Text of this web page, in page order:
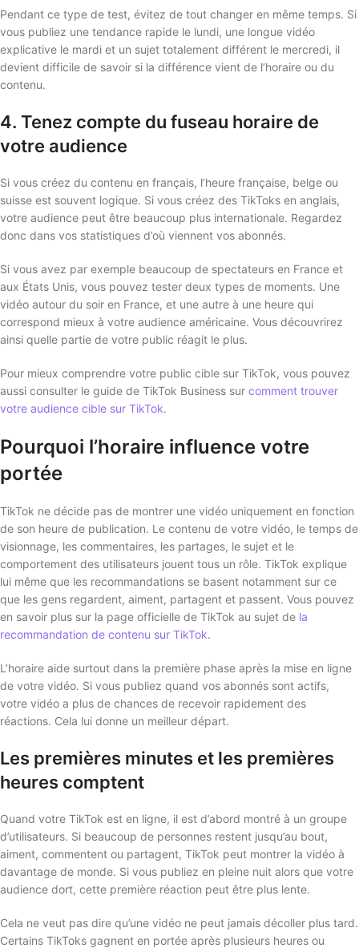
Pendant ce type de test, évitez de tout changer en même temps. Si
vous publiez une tendance rapide le lundi, une longue vidéo
explicative le mardi et un sujet totalement différent le mercredi, il
devient difficile de savoir si la différence vient de l’horaire ou du
contenu.
4. Tenez compte du fuseau horaire de
votre audience
Si vous créez du contenu en français, l’heure française, belge ou
suisse est souvent logique. Si vous créez des TikToks en anglais,
votre audience peut être beaucoup plus internationale. Regardez
donc dans vos statistiques d’où viennent vos abonnés.
Si vous avez par exemple beaucoup de spectateurs en France et
aux États Unis, vous pouvez tester deux types de moments. Une
vidéo autour du soir en France, et une autre à une heure qui
correspond mieux à votre audience américaine. Vous découvrirez
ainsi quelle partie de votre public réagit le plus.
Pour mieux comprendre votre public cible sur TikTok, vous pouvez
aussi consulter le guide de TikTok Business sur comment trouver
votre audience cible sur TikTok.
Pourquoi l’horaire influence votre
portée
TikTok ne décide pas de montrer une vidéo uniquement en fonction
de son heure de publication. Le contenu de votre vidéo, le temps de
visionnage, les commentaires, les partages, le sujet et le
comportement des utilisateurs jouent tous un rôle. TikTok explique
lui même que les recommandations se basent notamment sur ce
que les gens regardent, aiment, partagent et passent. Vous pouvez
en savoir plus sur la page officielle de TikTok au sujet de la
recommandation de contenu sur TikTok.
L’horaire aide surtout dans la première phase après la mise en ligne
de votre vidéo. Si vous publiez quand vos abonnés sont actifs,
votre vidéo a plus de chances de recevoir rapidement des
réactions. Cela lui donne un meilleur départ.
Les premières minutes et les premières
heures comptent
Quand votre TikTok est en ligne, il est d’abord montré à un groupe
d’utilisateurs. Si beaucoup de personnes restent jusqu’au bout,
aiment, commentent ou partagent, TikTok peut montrer la vidéo à
davantage de monde. Si vous publiez en pleine nuit alors que votre
audience dort, cette première réaction peut être plus lente.
Cela ne veut pas dire qu’une vidéo ne peut jamais décoller plus tard.
Certains TikToks gagnent en portée après plusieurs heures ou